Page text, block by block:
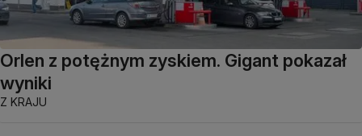
Orlen z potężnym zyskiem. Gigant pokazał
wyniki
Z KRAJU